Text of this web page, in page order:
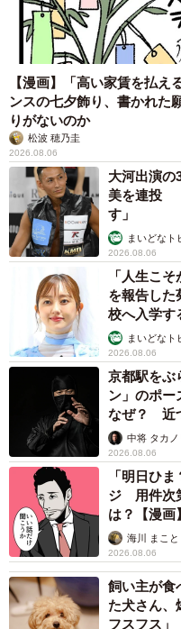
ジャンプするぞ〜！と気合いの
（@ccchisa76）提供
【くうちゃんのおもしろ
【漫画】「高い家賃を払
ンスの七夕飾り、書かれ
りがないのか
松波 穂乃圭
2026.08.06
大河出演
美を連投
す」
まいどなト
2026.08.06
「人生こ
を報告し
校へ入学す
まいどなト
2026.08.06
京都駅をぶ
ン」のポ
なぜ？ 近
未熟」中将 タカノ
2026.08.06
「明日ひ
ジ 用件次
は？【漫画】
海川 まこと
2026.08.06
飼い主が食
た犬さん、
フスフス」